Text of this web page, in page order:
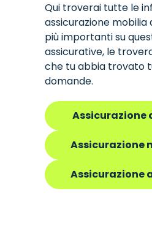
Qui troverai tutte le
assicurazione
più importanti su
assicurative, le
che tu abbia trovato
domande.
Assicurazione
Assicurazione
Assicurazione